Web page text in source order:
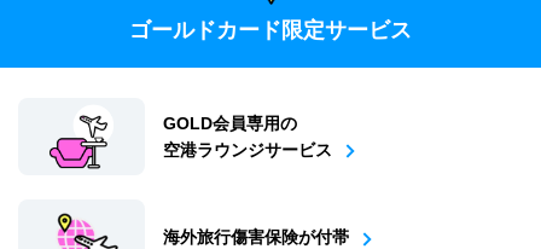
ゴールドカード限定サービス
GOLD会員専用の
空港ラウンジサービス
海外旅行傷害保険が付帯